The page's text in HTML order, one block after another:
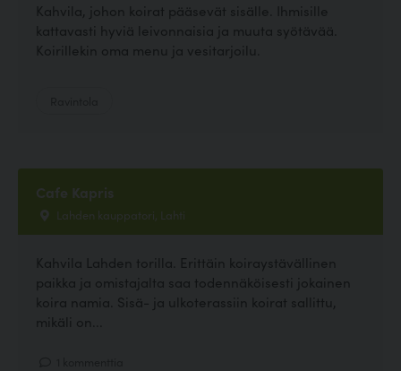
Kahvila, johon koirat pääsevät sisälle. Ihmisille
kattavasti hyviä leivonnaisia ja muuta syötävää.
Koirillekin oma menu ja vesitarjoilu.
Cafe Kapris
Lahden kauppatori, Lahti
Kahvila Lahden torilla. Erittäin koiraystävällinen
paikka ja omistajalta saa todennäköisesti jokainen
koira namia. Sisä- ja ulkoterassiin koirat sallittu,
mikäli on...